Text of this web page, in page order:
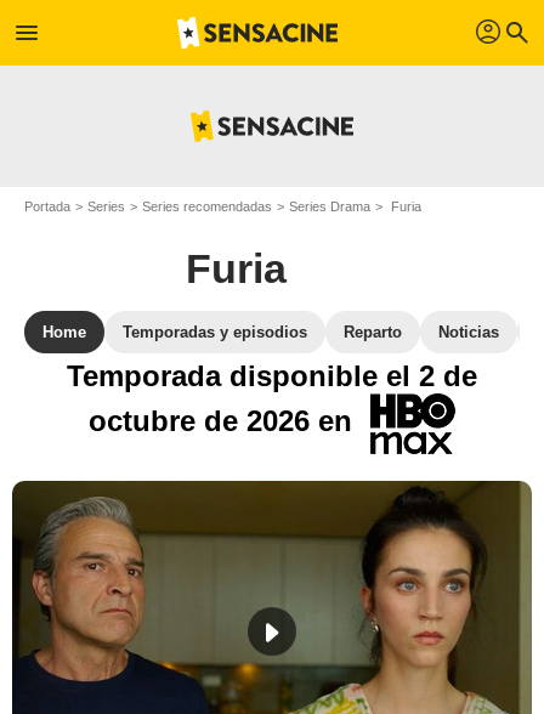
menu profil search
Portada Series Series recomendadas Series Drama Furia
Furia
Home Temporadas y episodios Reparto Noticias
Temporada disponible el 2 de
octubre de 2026 en